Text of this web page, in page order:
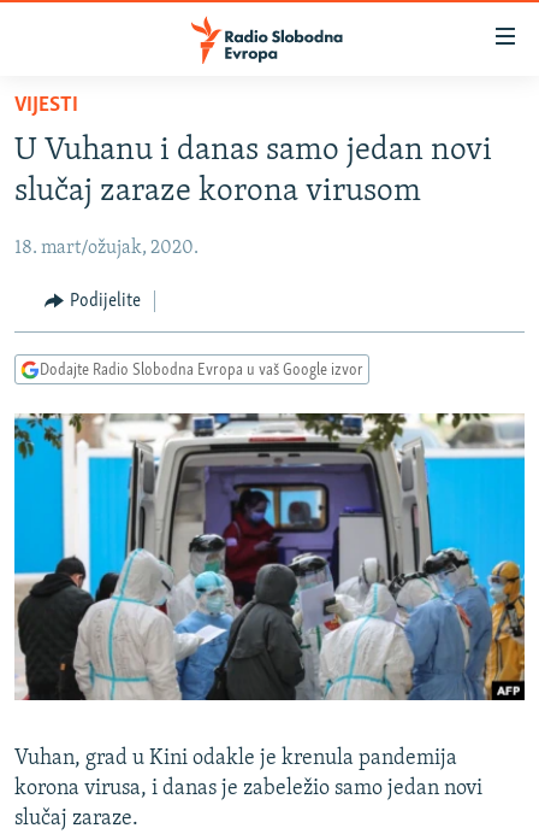
Pređite
glavni
sadržaj
na
navigaciju
Pređite
na
VIJESTI
BOSNA I HERCEGOVINA
KOSOVO
CRNA GORA
VIDEO
FOTOGALERIJE
INFOGRAFIKE
PODCASTI
RAT U UKRAJINI
KINA NA BALKANU
RSE PRIČE IZ SVIJETA
ISPRIČAJ MI
DNEVNO@RSE
SPECIJALI RSE
VIŠE OD NASLOVA
POPLAVE I KLIZIŠTA U BIH 2024.
TV LIBERTY
Sve RFE/RL stranice
VIJESTI
U Vuhanu i danas samo jedan novi
slučaj zaraze korona virusom
18. mart/ožujak, 2020.
Podijelite
Dodajte Radio Slobodna Evropa u vaš Google izvor
Vuhan, grad u Kini odakle je krenula pandemija
korona virusa, i danas je zabeležio samo jedan novi
slučaj zaraze.